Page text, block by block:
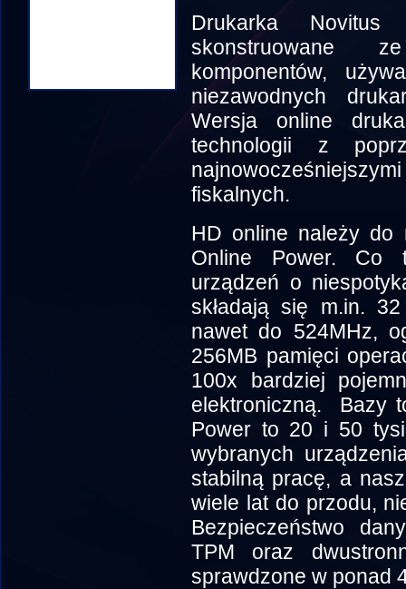
Drukarka
skonstruowane
komponentów,
niezawodnych
Wersja online
technologii z
fiskalnych.
HD online należy do
Online Power. Co
urządzeń o
składają się m.in.
nawet do 524MHz,
256MB pamięci
100x bardziej
elektroniczną. Bazy
Power to 20 i 50
wybranych
stabilną pracę, a
wiele lat do przodu,
Bezpieczeństwo
TPM oraz
sprawdzone w ponad